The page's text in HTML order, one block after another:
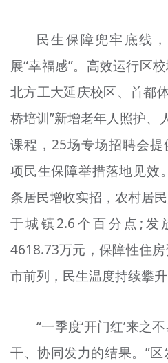
民生保障兜牢底线
展“幸福感”。高效运行区
北方工大延庆校区、首都
桥培训”新增老年人照护、
课程，25场专场招聘会
项民生保障举措落地见效
条居民增收实招，农村居
于城镇2.6个百分点;发
4618.73万元，保障性住
市前列，民生温度持续攀升
“一季度‘开门红’来之
干、协同发力的结果。”区